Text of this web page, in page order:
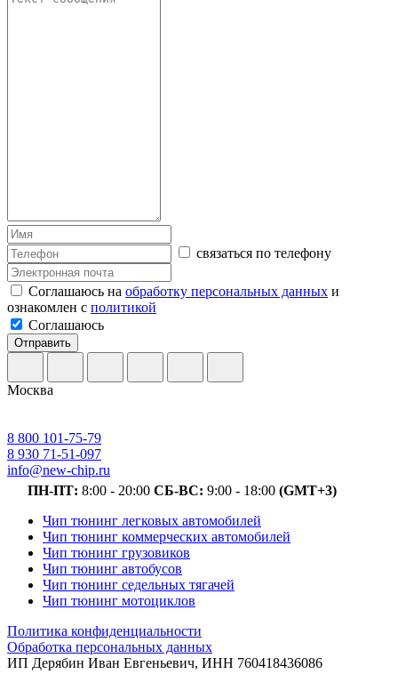
связаться по телефону
Соглашаюсь на обработку персональных данных и
ознакомлен с политикой
Соглашаюсь
Отправить
Москва
8 800 101-75-79
8 930 71-51-097
info@new-chip.ru
ПН-ПТ: 8:00 - 20:00 СБ-ВС: 9:00 - 18:00 (GMT+3)
Чип тюнинг легковых автомобилей
Чип тюнинг коммерческих автомобилей
Чип тюнинг грузовиков
Чип тюнинг автобусов
Чип тюнинг седельных тягачей
Чип тюнинг мотоциклов
Политика конфиденциальности
Обработка персональных данных
ИП Дерябин Иван Евгеньевич, ИНН 760418436086